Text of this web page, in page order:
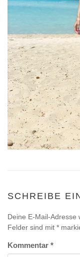
SCHREIBE
Deine E-Mail-Adresse
Felder sind mit *
Kommentar *